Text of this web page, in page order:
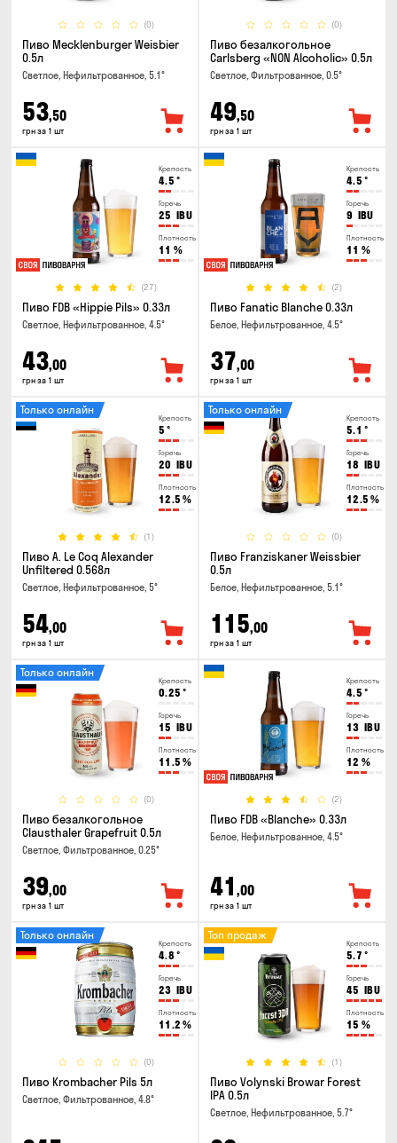
(0)
Пиво Mecklenburger Weisbier
0.5л
Светлое, Нефильтрованное, 5.1°
53,50
грн за 1 шт
(0)
Пиво безалкогольное
Carlsberg «NON Alcoholic» 0.5л
Светлое, Фильтрованное, 0.5°
49,50
грн за 1 шт
Крепость
4.5 °
Горечь
25 IBU
Плотность
11 %
(27)
Пиво FDB «Hippie Pils» 0.33л
Светлое, Нефильтрованное, 4.5°
43,00
грн за 1 шт
Крепость
4.5 °
Горечь
9 IBU
Плотность
11 %
(2)
Пиво Fanatic Blanche 0.33л
Белое, Нефильтрованное, 4.5°
37,00
грн за 1 шт
Крепость
5 °
Горечь
20 IBU
Плотность
12.5 %
(1)
Только онлайн
Пиво A. Le Coq Alexander
Unfiltered 0.568л
Светлое, Нефильтрованное, 5°
54,00
грн за 1 шт
Крепость
5.1 °
Горечь
18 IBU
Плотность
12.5 %
(0)
Только онлайн
Пиво Franziskaner Weissbier
0.5л
Белое, Нефильтрованное, 5.1°
115,00
грн за 1 шт
Крепость
0.25 °
Горечь
15 IBU
Плотность
11.5 %
(0)
Только онлайн
Пиво безалкогольное
Clausthaler Grapefruit 0.5л
Светлое, Фильтрованное, 0.25°
39,00
грн за 1 шт
Крепость
4.5 °
Горечь
13 IBU
Плотность
12 %
(2)
Пиво FDB «Blanche» 0.33л
Белое, Нефильтрованное, 4.5°
41 ,00
грн за 1 шт
Крепость
4.8 °
Горечь
23 IBU
Плотность
11.2 %
(0)
Только онлайн
Пиво Krombacher Pils 5л
Светлое, Фильтрованное, 4.8°
Крепость
5.7 °
Горечь
45 IBU
Плотность
15 %
(1)
Топ продаж
Пиво Volynski Browar Forest
IPA 0.5л
Светлое, Нефильтрованное, 5.7°